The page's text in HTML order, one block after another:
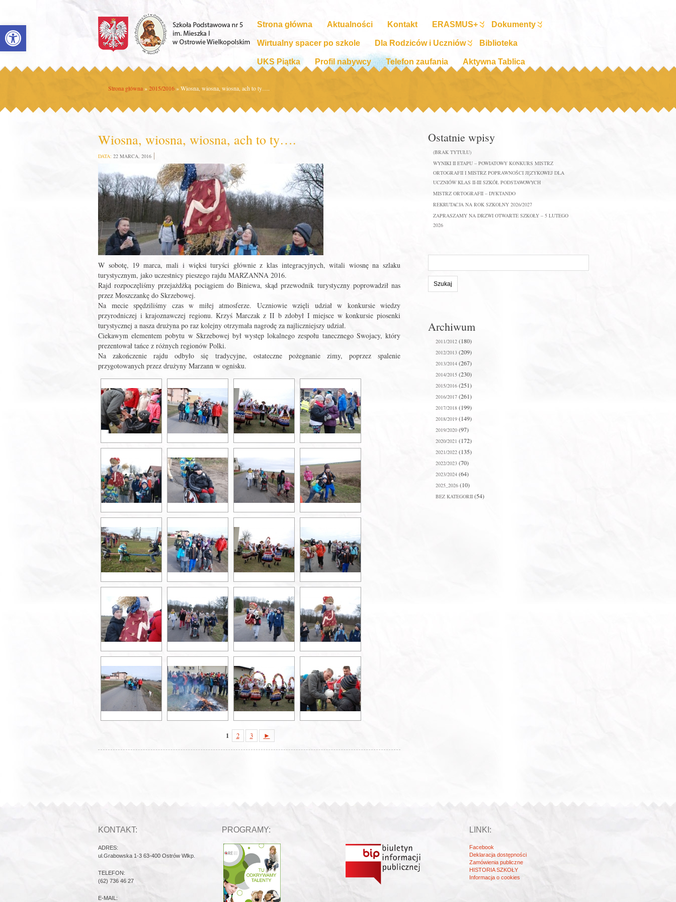
Open toolbar Strona główna Aktualności Kontakt ERASMUS+ Dokumenty
Wirtualny spacer po szkole Dla Rodziców i Uczniów Biblioteka
UKS Piątka Profil nabywcy Telefon zaufania Aktywna Tablica
Strona główna»2015/2016»Wiosna, wiosna, wiosna, ach to ty….
Wiosna, wiosna, wiosna, ach to ty….
DATA: 22 MARCA, 2016
W sobotę, 19 marca, mali i więksi turyści głównie z klas integracyjnych, witali wiosnę na szlaku
turystycznym, jako uczestnicy pieszego rajdu MARZANNA 2016.
Rajd rozpoczęliśmy przejażdżką pociągiem do Biniewa, skąd przewodnik turystyczny poprowadził nas
przez Moszczankę do Skrzebowej.
Na mecie spędziliśmy czas w miłej atmosferze. Uczniowie wzięli udział w konkursie wiedzy
przyrodniczej i krajoznawczej regionu. Krzyś Marczak z II b zdobył I miejsce w konkursie piosenki
turystycznej a nasza drużyna po raz kolejny otrzymała nagrodę za najliczniejszy udział.
Ciekawym elementem pobytu w Skrzebowej był występ lokalnego zespołu tanecznego Swojacy, który
prezentował tańce z różnych regionów Polki.
Na zakończenie rajdu odbyło się tradycyjne, ostateczne pożegnanie zimy, poprzez spalenie
przygotowanych przez drużyny Marzann w ognisku.
1 2 3 ►
Ostatnie wpisy
(BRAK TYTUŁU)
WYNIKI II ETAPU – POWIATOWY KONKURS MISTRZ
ORTOGRAFII I MISTRZ POPRAWNOŚCI JĘZYKOWEJ DLA
UCZNIÓW KLAS II-III SZKÓŁ PODSTAWOWYCH
MISTRZ ORTOGRAFII – DYKTANDO
REKRUTACJA NA ROK SZKOLNY 2026/2027
ZAPRASZAMY NA DRZWI OTWARTE SZKOŁY – 5 LUTEGO
2026
stronie:
Archiwum
2011/2012 (180)
2012/2013 (209)
2013/2014 (267)
2014/2015 (230)
2015/2016 (251)
2016/2017 (261)
2017/2018 (199)
2018/2019 (149)
2019/2020 (97)
2020/2021 (172)
2021/2022 (135)
2022/2023 (70)
2023/2024 (64)
2025_2026 (10)
BEZ KATEGORII (54)
KONTAKT:
ADRES:
ul.Grabowska 1-3 63-400 Ostrów Wlkp.
TELEFON:
(62) 736 46 27
E-MAIL:
PROGRAMY: LINKI:
Facebook
Deklaracja dostępności
Zamówienia publiczne
HISTORIA SZKOŁY
Informacja o cookies